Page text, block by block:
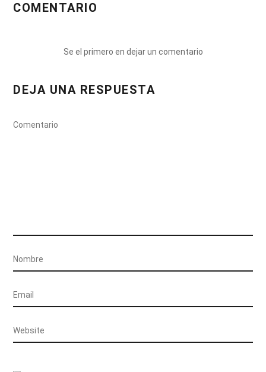
COMENTARIO
Se el primero en dejar un comentario
DEJA UNA RESPUESTA